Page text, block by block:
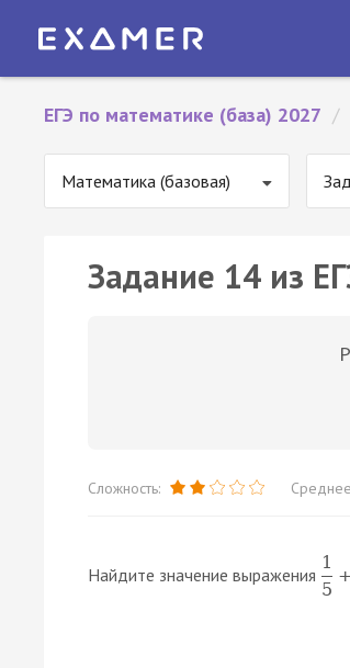
ЕГЭ по математике (база) 2027 /
Математика (базовая)
Задание 14 из
Сложность:
Найдите значение выражения
1
5
+